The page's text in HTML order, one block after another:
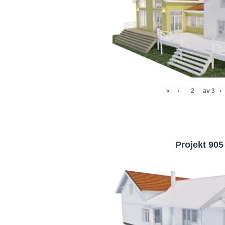
« ‹ av 3 ›
Projekt 905